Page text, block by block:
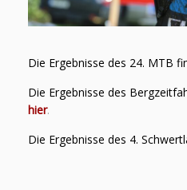
Die Ergebnisse des 24. MTB
Die Ergebnisse des
hier.
Die Ergebnisse des 4.